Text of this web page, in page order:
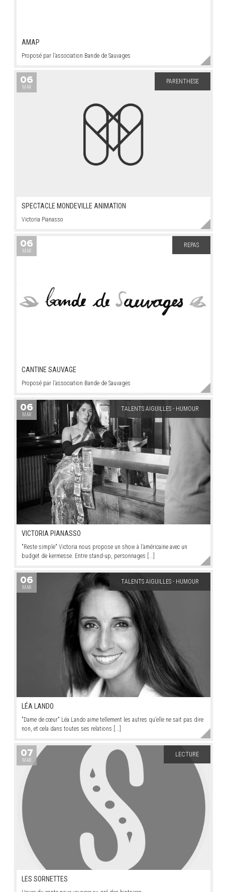
AMAP
Proposé par l’association Bande de Sauvages
SPECTACLE MONDEVILLE ANIMATION
Victoria Pianasso
06
MAR
PARENTHESE
CANTINE SAUVAGE
Proposé par l’association Bande de Sauvages
06
MAR
REPAS
VICTORIA PIANASSO
"Reste simple" Victoria nous propose un show à l’américaine avec un
budget de kermesse. Entre stand-up, personnages [...]
06
MAR
TALENTS AIGUILLES - HUMOUR
LÉA LANDO
"Dame de cœur" Léa Lando aime tellement les autres qu’elle ne sait pas dire
non, et cela dans toutes ses relations [...]
06
MAR
TALENTS AIGUILLES - HUMOUR
LES SORNETTES
07
MAR
LECTURE